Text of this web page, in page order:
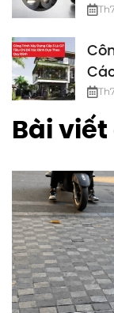
Bài